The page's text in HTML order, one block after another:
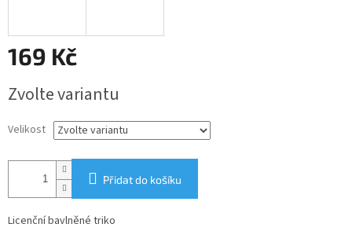
169 Kč
cena:
Zvolte variantu
Velikost
Přidat do košíku
Licenční bavlněné triko